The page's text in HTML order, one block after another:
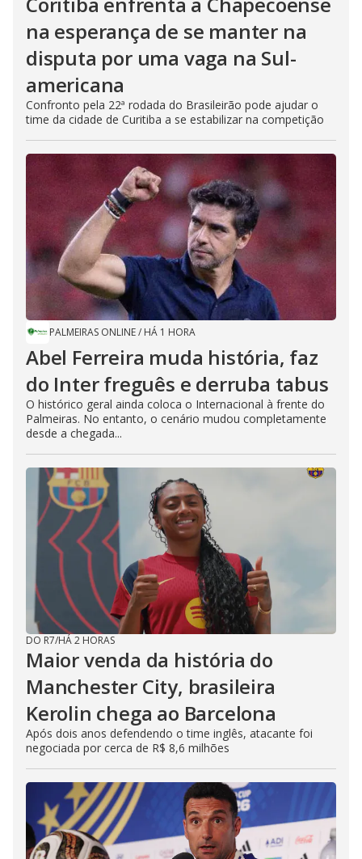
na esperança de se manter na
disputa por uma vaga na Sul-
americana
Confronto pela 22ª rodada do Brasileirão pode ajudar o
time da cidade de Curitiba a se estabilizar na competição
PALMEIRAS ONLINE/ HÁ 1 HORA
Abel Ferreira muda história, faz
do Inter freguês e derruba tabus
O histórico geral ainda coloca o Internacional à frente do
Palmeiras. No entanto, o cenário mudou completamente
desde a chegada...
DO R7/HÁ 2 HORAS
Maior venda da história do
Manchester City, brasileira
Kerolin chega ao Barcelona
Após dois anos defendendo o time inglês, atacante foi
negociada por cerca de R$ 8,6 milhões